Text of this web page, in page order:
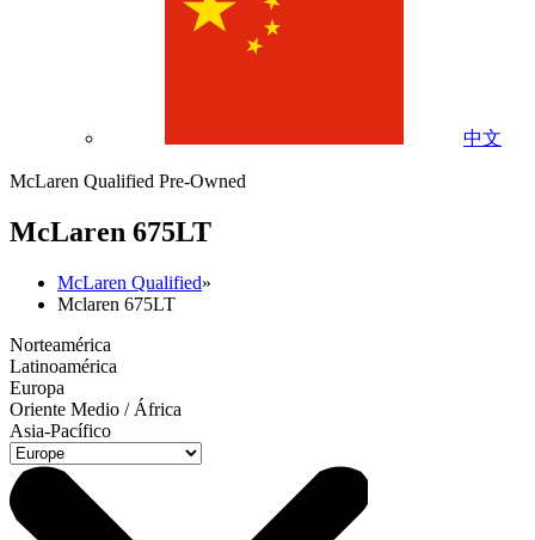
中文
McLaren Qualified Pre-Owned
McLaren 675LT
McLaren Qualified»
Mclaren 675LT
Norteamérica
Latinoamérica
Europa
Oriente Medio / África
Asia-Pacífico